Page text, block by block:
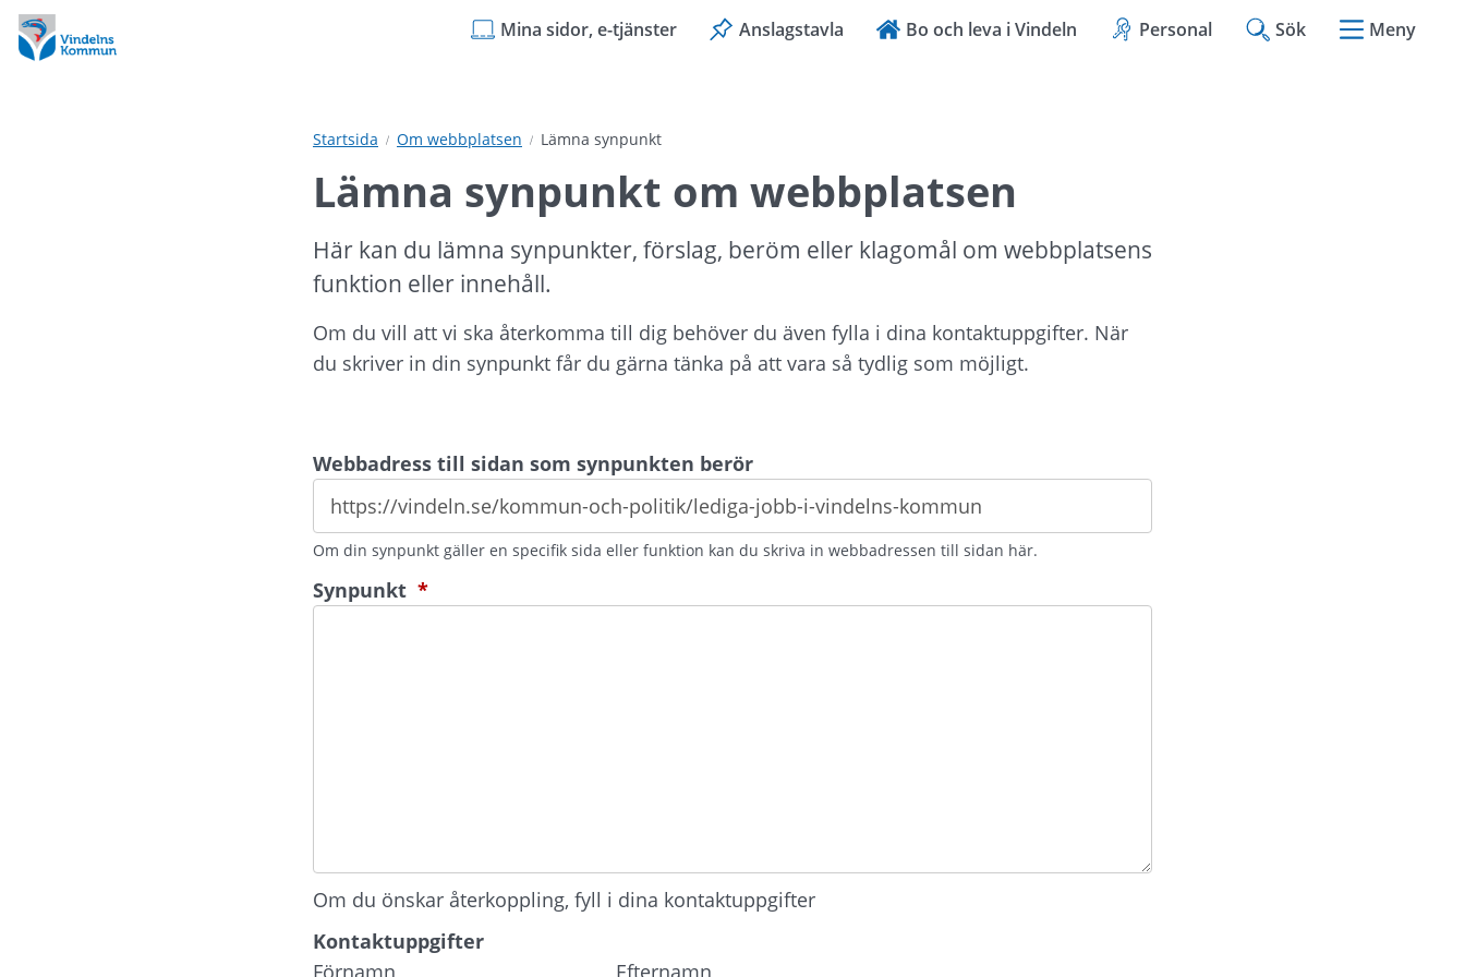
Hoppa
till
innehåll
Hoppa
till
undermeny
Mina sidor, e-tjänster Anslagstavla Bo och leva i Vindeln Personal Sök Meny
Startsida Om webbplatsen Lämna synpunkt
Lämna synpunkt om webbplatsen
Här kan du lämna synpunkter, förslag, beröm eller klagomål om webbplatsens
funktion eller innehåll.
Om du vill att vi ska återkomma till dig behöver du även fylla i dina kontaktuppgifter. När
du skriver in din synpunkt får du gärna tänka på att vara så tydlig som möjligt.
Webbadress till sidan som synpunkten berör
Om din synpunkt gäller en specifik sida eller funktion kan du skriva in webbadressen till sidan här.
Synpunkt *(obligatorisk)
Om du önskar återkoppling, fyll i dina kontaktuppgifter
Kontaktuppgifter
Kontaktuppgifter
Förnamn Efternamn